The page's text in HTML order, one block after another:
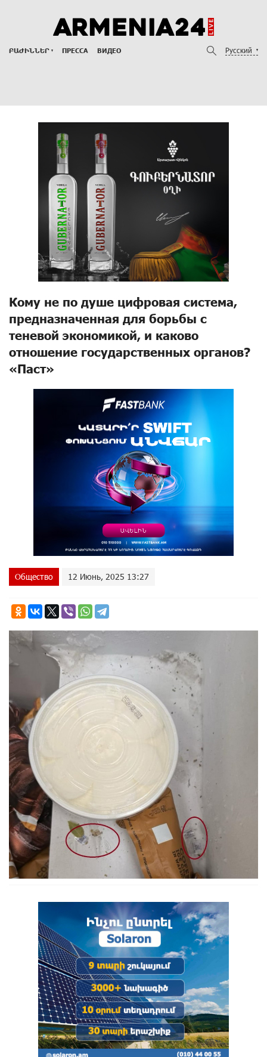
ԲԱԺԻՆՆԵՐ ПРЕССА ВИДЕО Русский
Кому не по душе цифровая система,
предназначенная для борьбы с
теневой экономикой, и каково
отношение государственных органов?
«Паст»
Общество 12 Июнь, 2025 13:27